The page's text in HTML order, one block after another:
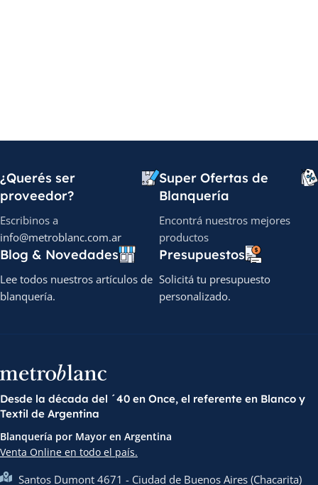
¿Querés ser
proveedor?
Escribinos a
info@metroblanc.com.ar
Super Ofertas de
Blanquería
Encontrá nuestros mejores
productos
Blog & Novedades
Lee todos nuestros artículos de
blanquería.
Presupuestos
Solicitá tu presupuesto
personalizado.
Desde la década del ´40 en Once, el referente en Blanco y
Textil de Argentina
Blanquería por Mayor en Argentina
Venta Online en todo el país.
Santos Dumont 4671 - Ciudad de Buenos Aires (Chacarita)